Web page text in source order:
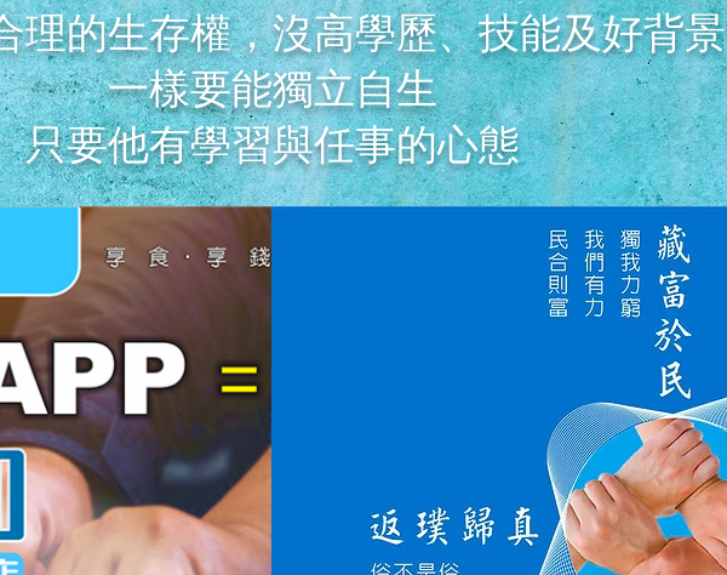
理的生存權，沒高學歷、技能及好背景
一樣要能獨立自生
只要他有學習與任事的心態